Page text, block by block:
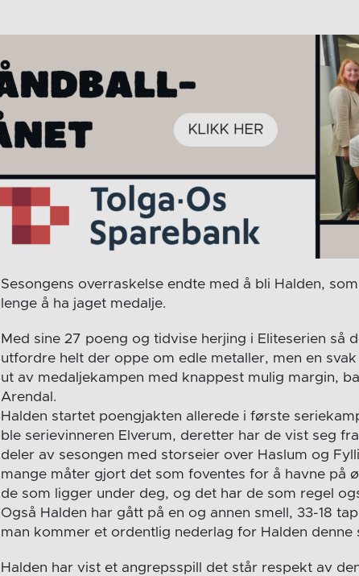
Sesongens overraskelse endte med å bli Halden,
lenge å ha jaget medalje.
Med sine 27 poeng og tidvise herjing i Eliteserien så
utfordre helt der oppe om edle metaller, men en
ut av medaljekampen med knappest mulig margin,
Arendal.
Halden startet poengjakten allerede i første
ble serievinneren Elverum, deretter har de vist seg
deler av sesongen med storseier over Haslum og
mange måter gjort det som foventes for å havne på
de som ligger under deg, og det har de som regel
Også Halden har gått på en og annen smell, 33-18
man kommer et ordentlig nederlag for Halden denne
Halden har vist et angrepsspill det står respekt av